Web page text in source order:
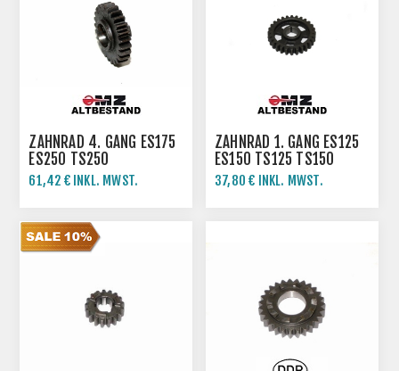
ZAHNRAD 4. GANG ES175
ES250 TS250
61,42 € INKL. MWST.
ZAHNRAD 1. GANG ES125
ES150 TS125 TS150
37,80 € INKL. MWST.